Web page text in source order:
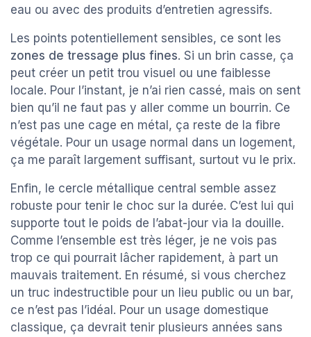
eau ou avec des produits d’entretien agressifs.
Les points potentiellement sensibles, ce sont les
zones de tressage plus fines. Si un brin casse, ça
peut créer un petit trou visuel ou une faiblesse
locale. Pour l’instant, je n’ai rien cassé, mais on sent
bien qu’il ne faut pas y aller comme un bourrin. Ce
n’est pas une cage en métal, ça reste de la fibre
végétale. Pour un usage normal dans un logement,
ça me paraît largement suffisant, surtout vu le prix.
Enfin, le cercle métallique central semble assez
robuste pour tenir le choc sur la durée. C’est lui qui
supporte tout le poids de l’abat-jour via la douille.
Comme l’ensemble est très léger, je ne vois pas
trop ce qui pourrait lâcher rapidement, à part un
mauvais traitement. En résumé, si vous cherchez
un truc indestructible pour un lieu public ou un bar,
ce n’est pas l’idéal. Pour un usage domestique
classique, ça devrait tenir plusieurs années sans